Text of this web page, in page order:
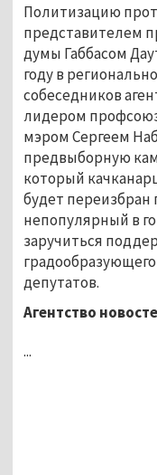
Политизацию
представителем
думы Габбасом
году в
собеседников
лидером
мэром Сергеем
предвыборную
который
будет переизбран
непопулярный в
заручиться
депутатов.
Агентство
...